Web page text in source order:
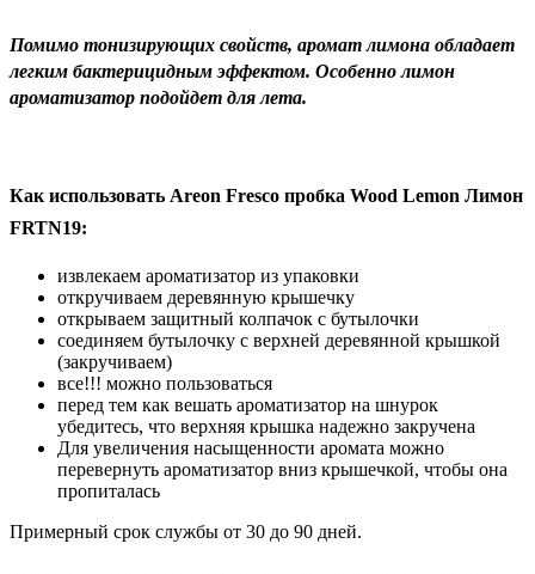
Помимо тонизирующих свойств, аромат лимона обладает
легким бактерицидным эффектом. Особенно лимон
ароматизатор подойдет для лета.
Как использовать Areon Fresco пробка Wood Lemon Лимон
FRTN19:
извлекаем ароматизатор из упаковки
откручиваем деревянную крышечку
открываем защитный колпачок с бутылочки
соединяем бутылочку с верхней деревянной крышкой
(закручиваем)
все!!! можно пользоваться
перед тем как вешать ароматизатор на шнурок
убедитесь, что верхняя крышка надежно закручена
Для увеличения насыщенности аромата можно
перевернуть ароматизатор вниз крышечкой, чтобы она
пропиталась
Примерный срок службы от 30 до 90 дней.